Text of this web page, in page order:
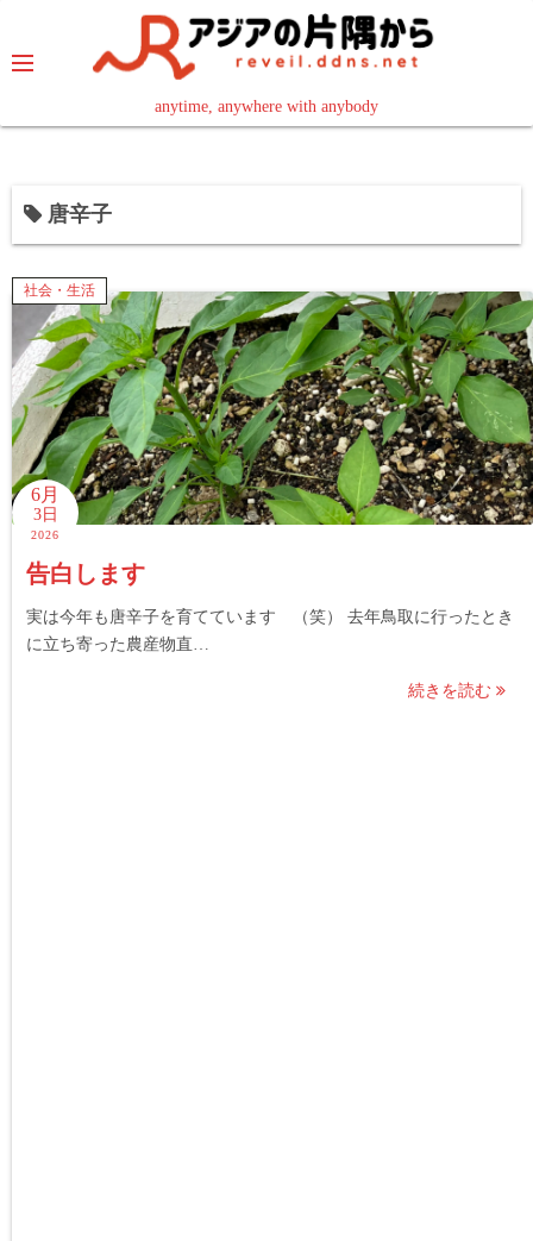
テ
プ
anytime, anywhere with anybody
read in your language
唐辛子
社会・生活
6月
3日
2026
告白します
実は今年も唐辛子を育てています （笑） 去年鳥取に行ったとき
に立ち寄った農産物直…
続きを読む